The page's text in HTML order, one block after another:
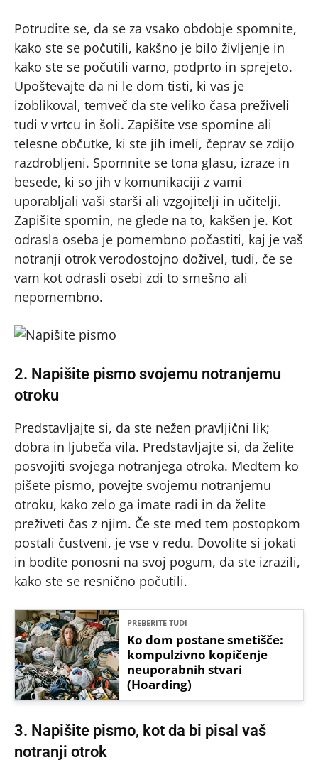
Potrudite se, da se za vsako obdobje spomnite,
kako ste se počutili, kakšno je bilo življenje in
kako ste se počutili varno, podprto in sprejeto.
Upoštevajte da ni le dom tisti, ki vas je
izoblikoval, temveč da ste veliko časa preživeli
tudi v vrtcu in šoli. Zapišite vse spomine ali
telesne občutke, ki ste jih imeli, čeprav se zdijo
razdrobljeni. Spomnite se tona glasu, izraze in
besede, ki so jih v komunikaciji z vami
uporabljali vaši starši ali vzgojitelji in učitelji.
Zapišite spomin, ne glede na to, kakšen je. Kot
odrasla oseba je pomembno počastiti, kaj je vaš
notranji otrok verodostojno doživel, tudi, če se
vam kot odrasli osebi zdi to smešno ali
nepomembno.
2. Napišite pismo svojemu notranjemu
otroku
Predstavljajte si, da ste nežen pravljični lik;
dobra in ljubeča vila. Predstavljajte si, da želite
posvojiti svojega notranjega otroka. Medtem ko
pišete pismo, povejte svojemu notranjemu
otroku, kako zelo ga imate radi in da želite
preživeti čas z njim. Če ste med tem postopkom
postali čustveni, je vse v redu. Dovolite si jokati
in bodite ponosni na svoj pogum, da ste izrazili,
kako ste se resnično počutili.
PREBERITE TUDI
Ko dom postane smetišče:
kompulzivno kopičenje
neuporabnih stvari
(Hoarding)
3. Napišite pismo, kot da bi pisal vaš
notranji otrok